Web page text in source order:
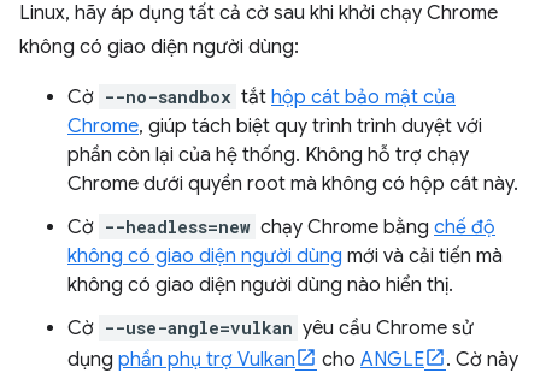
Linux, hãy áp dụng tất cả cờ sau khi khởi chạy Chrome
không có giao diện người dùng:
Cờ --no-sandbox tắt hộp cát bảo mật của
Chrome, giúp tách biệt quy trình trình duyệt với
phần còn lại của hệ thống. Không hỗ trợ chạy
Chrome dưới quyền root mà không có hộp cát này.
Cờ --headless=new chạy Chrome bằng chế độ
không có giao diện người dùng mới và cải tiến mà
không có giao diện người dùng nào hiển thị.
Cờ --use-angle=vulkan yêu cầu Chrome sử
dụng phần phụ trợ Vulkan cho ANGLE
. Cờ này